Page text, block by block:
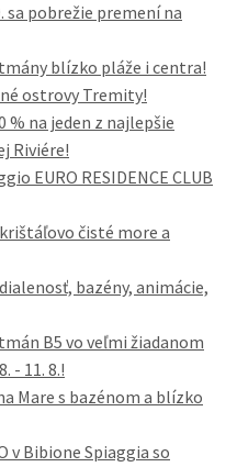
sa pobrežie premení na
blízko pláže i centra!
ostrovy Tremity!
% na jeden z najlepšie
Riviére!
EURO RESIDENCE CLUB
čisté more a
bazény, animácie,
B5 vo veľmi žiadanom
- 11. 8.!
Mare s bazénom a blízko
v Bibione Spiaggia so